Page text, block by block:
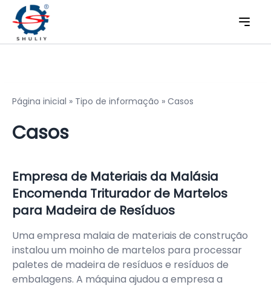
Página inicial » Tipo de informação » Casos
Casos
Empresa de Materiais da Malásia
Encomenda Triturador de Martelos
para Madeira de Resíduos
Uma empresa malaia de materiais de construção
instalou um moinho de martelos para processar
paletes de madeira de resíduos e resíduos de
embalagens. A máquina ajudou a empresa a